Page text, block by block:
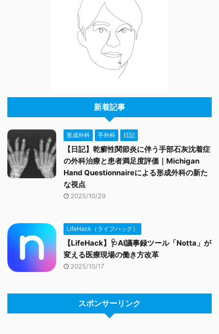
新着記事
形成外科 手外科 日記
【日記】乾癬性関節炎に伴う手部石灰沈着症
の外科治療と患者満足度評価｜Michigan
Hand Questionnaireによる形成外科の新た
な視点
2025/10/29
LifeHack（ライフハック）
【LifeHack】🩺AI議事録ツール「Notta」が
変える医療現場の働き方改革
2025/10/17
スポンサーリンク